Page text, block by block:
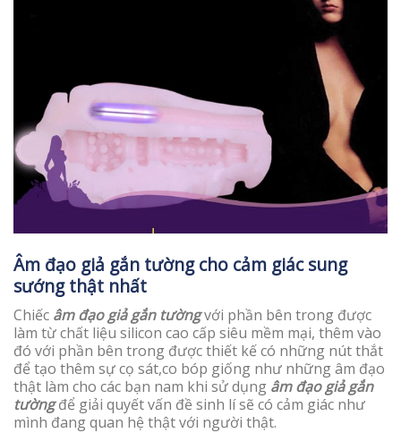
Âm đạo giả gắn tường cho cảm giác sung
sướng thật nhất
Chiếc âm đạo giả gắn tườngvới phần bên trong được
làm từ chất liệu silicon cao cấp siêu mềm mại, thêm vào
đó với phần bên trong được thiết kế có những nút thắt
để tạo thêm sự cọ sát,co bóp giống như những âm đạo
thật làm cho các bạn nam khi sử dụng âm đạo giả gắn
tườngđể giải quyết vấn đề sinh lí sẽ có cảm giác như
mình đang quan hệ thật với người thật.